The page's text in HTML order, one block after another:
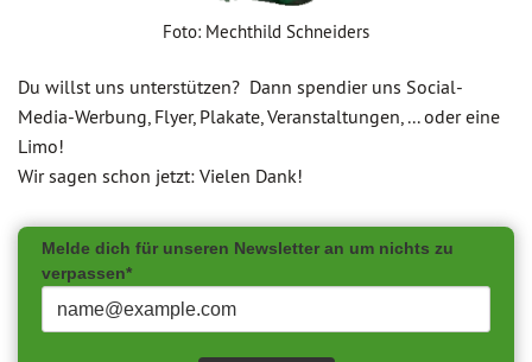
Foto: Mechthild Schneiders
Du willst uns unterstützen? Dann spendier uns Social-
Media-Werbung, Flyer, Plakate, Veranstaltungen, ... oder eine
Limo!
Wir sagen schon jetzt: Vielen Dank!
Melde dich für unseren Newsletter an um nichts zu
verpassen*